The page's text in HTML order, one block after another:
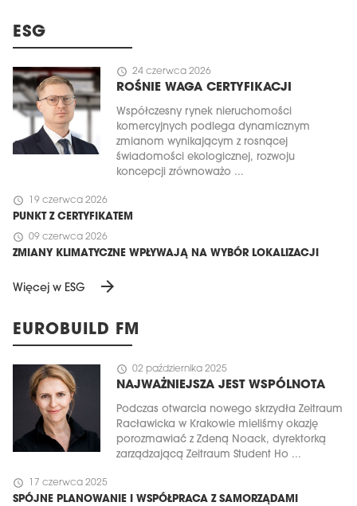
ESG
schedule 24 czerwca 2026
ROŚNIE WAGA CERTYFIKACJI
Współczesny rynek nieruchomości
komercyjnych podlega dynamicznym
zmianom wynikającym z rosnącej
świadomości ekologicznej, rozwoju
koncepcji zrównoważo ...
schedule 19 czerwca 2026
PUNKT Z CERTYFIKATEM
schedule 09 czerwca 2026
ZMIANY KLIMATYCZNE WPŁYWAJĄ NA WYBÓR LOKALIZACJI
Więcej w ESG arrow_forward
EUROBUILD FM
schedule 02 października 2025
NAJWAŻNIEJSZA JEST WSPÓLNOTA
Podczas otwarcia nowego skrzydła Zeitraum
Racławicka w Krakowie mieliśmy okazję
porozmawiać z Zdeną Noack, dyrektorką
zarządzającą Zeitraum Student Ho ...
schedule 17 czerwca 2025
SPÓJNE PLANOWANIE I WSPÓŁPRACA Z SAMORZĄDAMI